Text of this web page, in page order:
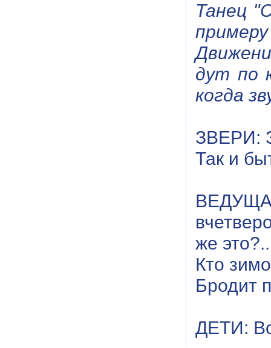
Танец
дут по
когда
ЗВЕРИ:
Так и
же
Кто
Бродит
ДЕТИ: